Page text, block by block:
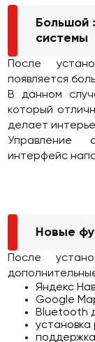
Большой
системы
После
появляется
В данном
который
делает
Управление
интерфейс
Новые
После
Яндекс
Google
Bluetooth
установка